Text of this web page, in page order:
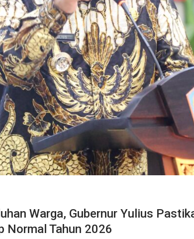
Warga, Gubernur Yulius
Normal Tahun 2026